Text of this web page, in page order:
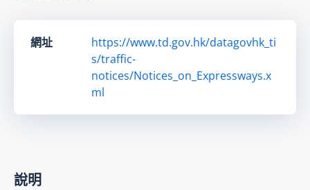
網址
https://www.td.gov.hk/datagovhk_ti
s/traffic-
notices/Notices_on_Expressways.x
ml
說明